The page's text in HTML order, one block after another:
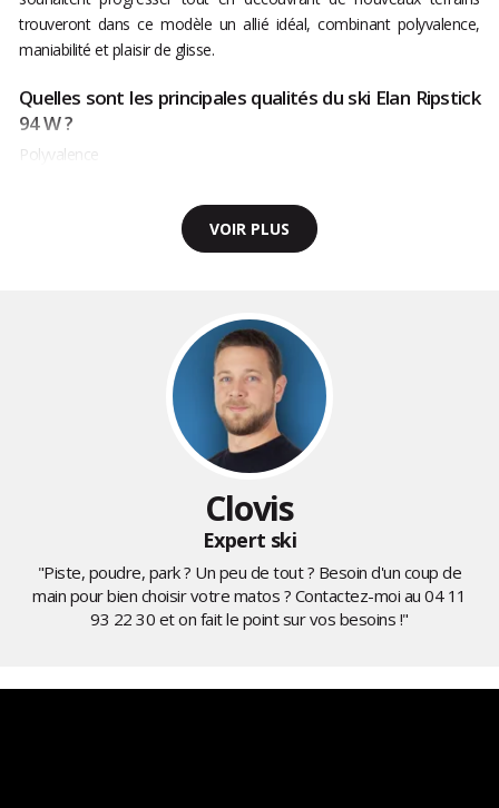
trouveront dans ce modèle un allié idéal, combinant polyvalence,
maniabilité et plaisir de glisse.
Quelles sont les principales qualités du ski Elan Ripstick
94 W ?
Polyvalence
VOIR PLUS
Clovis
Expert ski
"Piste, poudre, park ? Un peu de tout ? Besoin d'un coup de
main pour bien choisir votre matos ? Contactez-moi au04 11
93 22 30 et on fait le point sur vos besoins !"